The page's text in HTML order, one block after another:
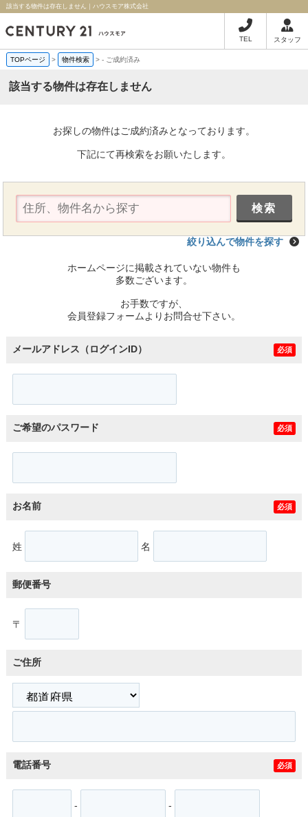
該当する物件は存在しません｜ハウスモア株式会社
TEL スタッフ
TOPページ > 物件検索 >- ご成約済み
該当する物件は存在しません
お探しの物件はご成約済みとなっております。
下記にて再検索をお願いたします。
絞り込んで物件を探す
ホームページに掲載されていない物件も
多数ございます。
お手数ですが、
会員登録フォームよりお問合せ下さい。
メールアドレス（ログインID） 必須
ご希望のパスワード 必須
お名前 必須
姓 名
郵便番号
〒
ご住所
電話番号 必須
- -